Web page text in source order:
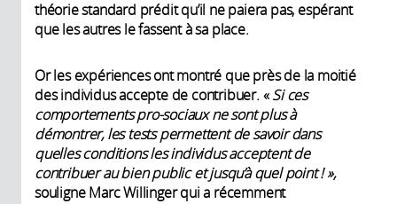
théorie standard prédit qu’il ne paiera pas, espérant
que les autres le fassent à sa place.
Or les expériences ont montré que près de la moitié
des individus accepte de contribuer. «Si ces
comportements pro-sociaux ne sont plus à
démontrer, les tests permettent de savoir dans
quelles conditions les individus acceptent de
contribuer au bien public et jusqu’à quel point ! »,
souligne Marc Willinger qui a récemment